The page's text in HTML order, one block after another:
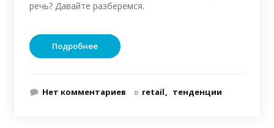
речь? Давайте разберемся.
Подробнее
Нет комментариев в retail тенденции